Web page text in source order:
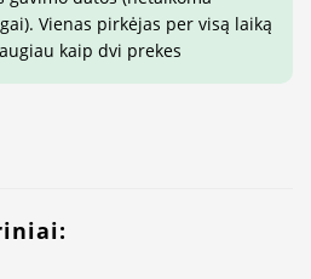
Vienas pirkėjas per visą laiką
kaip dvi prekes